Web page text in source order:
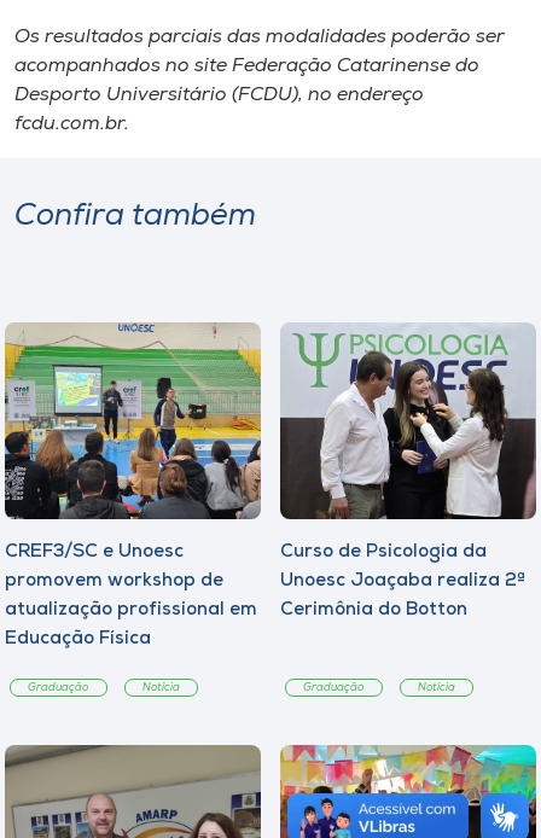
Os resultados parciais das modalidades poderão ser
acompanhados no site Federação Catarinense do
Desporto Universitário (FCDU), no endereço
fcdu.com.br.
Confira também
CREF3/SC e Unoesc
promovem workshop de
atualização profissional em
Educação Física
Graduação Notícia
Curso de Psicologia da
Unoesc Joaçaba realiza 2ª
Cerimônia do Botton
Graduação Notícia